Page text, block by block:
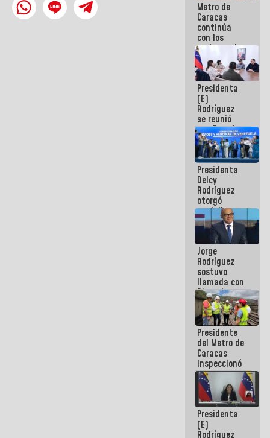
Metro de
Caracas
continúa
con los
trabajos de
mantenimiento
e inspección
en la Línea 2
Presidenta
(E)
Rodríguez
se reunió
con Estado
Mayor
Eléctrico
para
abordar
planes de
acción
Presidenta
Delcy
Rodríguez
otorgó
medalla
"Héroe de
Venezuela"
a servidores
públicos
Jorge
Rodríguez
sostuvo
llamada con
Dinorah
Figuera y
acuerdan
primer
encuentro
presencial
para el
diálogo
Presidente
del Metro de
Caracas
inspeccionó
trabajos de
rehabilitación
y
modernización
de la vía
férrea
Presidenta
(E)
Rodríguez